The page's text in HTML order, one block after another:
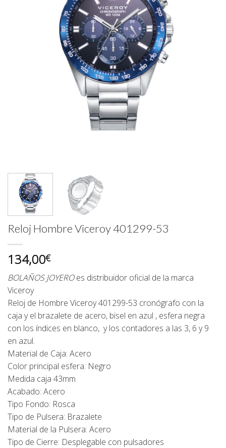
Reloj Hombre Viceroy 401299-53
134,00€
BOLAÑOS JOYEROes distribuidor oficial de la marca
Viceroy
Reloj de Hombre Viceroy 401299-53 cronógrafo con la
caja y el brazalete de acero, bisel en azul , esfera negra
con los índices en blanco, y los contadores a las 3, 6 y 9
en azul.
Material de Caja: Acero
Color principal esfera: Negro
Medida caja 43mm
Acabado: Acero
Tipo Fondo: Rosca
Tipo de Pulsera: Brazalete
Material de la Pulsera: Acero
Tipo de Cierre: Desplegable con pulsadores